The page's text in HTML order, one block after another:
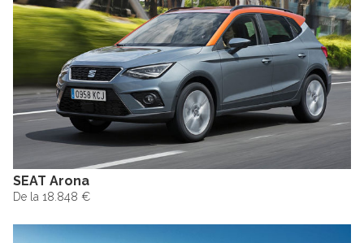
SEAT Arona
De la 18.848 €